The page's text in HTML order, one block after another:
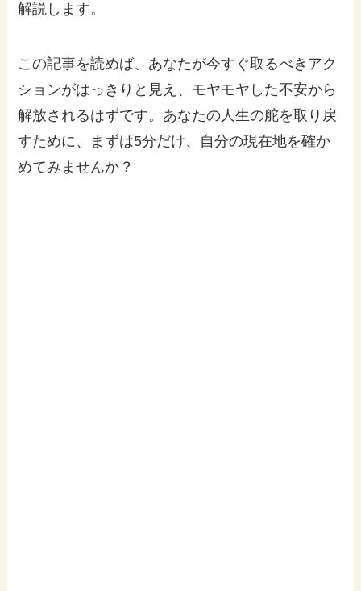
解説します。
この記事を読めば、あなたが今すぐ取るべきアク
ションがはっきりと見え、モヤモヤした不安から
解放されるはずです。あなたの人生の舵を取り戻
すために、まずは5分だけ、自分の現在地を確か
めてみませんか？